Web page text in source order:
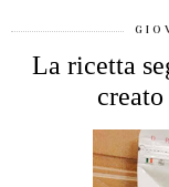
La ricetta